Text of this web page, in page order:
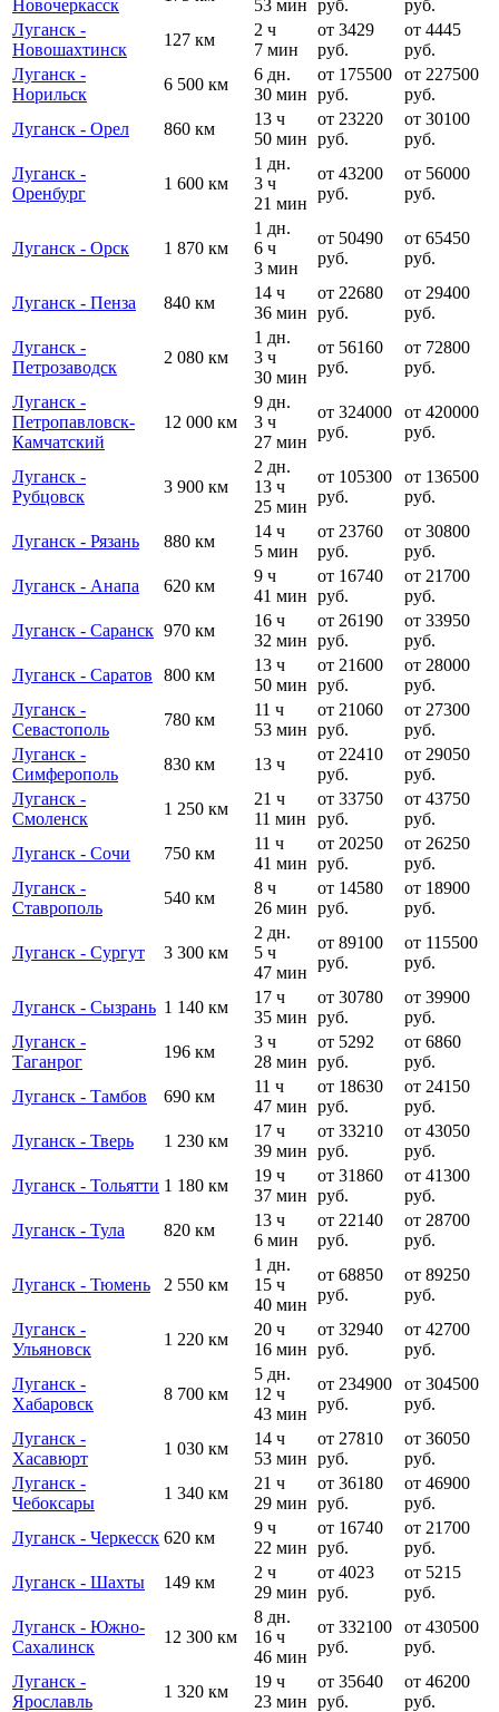
Новочеркасск 53 мин руб.
руб.
Луганск -
Новошахтинск
127 км
2 ч
7 мин
от 3429
руб.
от 4445
руб.
Луганск -
Норильск
6 500 км
6 дн.
30 мин
от 175500
руб.
от 227500
руб.
Луганск - Орел
860 км
13 ч
50 мин
от 23220
руб.
от 30100
руб.
Луганск -
Оренбург
1 600 км
1 дн.
3 ч
21 мин
от 43200
руб.
от 56000
руб.
Луганск - Орск 1 870 км
1 дн.
6 ч
3 мин
от 50490
руб.
от 65450
руб.
Луганск - Пенза 840 км
14 ч
36 мин
от 22680
руб.
от 29400
руб.
Луганск -
Петрозаводск
2 080 км
1 дн.
3 ч
30 мин
от 56160
руб.
от 72800
руб.
Луганск -
Петропавловск-
Камчатский
12 000 км
9 дн.
3 ч
27 мин
от 324000
руб.
от 420000
руб.
Луганск -
Рубцовск
3 900 км
2 дн.
13 ч
25 мин
от 105300
руб.
от 136500
руб.
Луганск - Рязань 880 км
14 ч
5 мин
от 23760
руб.
от 30800
руб.
Луганск - Анапа
620 км
9 ч
41 мин
от 16740
руб.
от 21700
руб.
Луганск - Саранск 970 км
16 ч
32 мин
от 26190
руб.
от 33950
руб.
Луганск - Саратов
800 км
13 ч
50 мин
от 21600
руб.
от 28000
руб.
Луганск -
Севастополь
780 км
11 ч
53 мин
от 21060
руб.
от 27300
руб.
Луганск -
Симферополь
830 км 13 ч
от 22410
руб.
от 29050
руб.
Луганск -
Смоленск
1 250 км
21 ч
11 мин
от 33750
руб.
от 43750
руб.
Луганск - Сочи
750 км
11 ч
41 мин
от 20250
руб.
от 26250
руб.
Луганск -
Ставрополь
540 км
8 ч
26 мин
от 14580
руб.
от 18900
руб.
Луганск - Сургут 3 300 км
2 дн.
5 ч
47 мин
от 89100
руб.
от 115500
руб.
Луганск - Сызрань 1 140 км
17 ч
35 мин
от 30780
руб.
от 39900
руб.
Луганск -
Таганрог
196 км
3 ч
28 мин
от 5292
руб.
от 6860
руб.
Луганск - Тамбов
690 км
11 ч
47 мин
от 18630
руб.
от 24150
руб.
Луганск - Тверь
1 230 км
17 ч
39 мин
от 33210
руб.
от 43050
руб.
Луганск - Тольятти 1 180 км
19 ч
37 мин
от 31860
руб.
от 41300
руб.
Луганск - Тула
820 км
13 ч
6 мин
от 22140
руб.
от 28700
руб.
Луганск - Тюмень 2 550 км
1 дн.
15 ч
40 мин
от 68850
руб.
от 89250
руб.
Луганск -
Ульяновск
1 220 км
20 ч
16 мин
от 32940
руб.
от 42700
руб.
Луганск -
Хабаровск
8 700 км
5 дн.
12 ч
43 мин
от 234900
руб.
от 304500
руб.
Луганск -
Хасавюрт
1 030 км
14 ч
53 мин
от 27810
руб.
от 36050
руб.
Луганск -
Чебоксары
1 340 км
21 ч
29 мин
от 36180
руб.
от 46900
руб.
Луганск - Черкесск 620 км
9 ч
22 мин
от 16740
руб.
от 21700
руб.
Луганск - Шахты
149 км
2 ч
29 мин
от 4023
руб.
от 5215
руб.
Луганск - Южно-
Сахалинск
12 300 км
8 дн.
16 ч
46 мин
от 332100
руб.
от 430500
руб.
Луганск -
Ярославль
1 320 км
19 ч
23 мин
от 35640
руб.
от 46200
руб.